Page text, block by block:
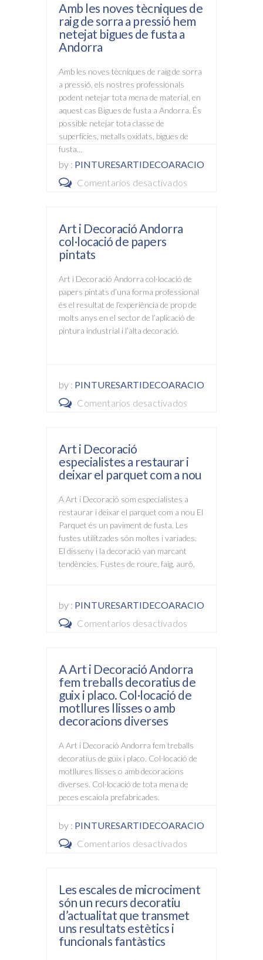
decoratius
són
una
senzilla
i
atractiva
per
decorar
la
paret
de
o
de
seva
oficina
negoci
Amb les noves tècniques de
raig de sorra a pressió hem
netejat bigues de fusta a
Andorra
Amb les noves tècniques de raig de sorra
a pressió, els nostres professionals
podent netejar tota mena de material, en
aquest cas Bigues de fusta a Andorra. És
possible netejar tota classe de
superfícies, metalls oxidats, bigues de
fusta…
by : PINTURESARTIDECOARACIO
Comentarios desactivados
en
noves
tècniques
raig
de
sorra
a
bigues
de
Andorra
Art i Decoració Andorra
col·locació de papers
pintats
Art i Decoració Andorra col·locació de
papers pintats d’una forma professional
és el resultat de l’experiència de prop de
molts anys en el sector de l’aplicació de
pintura industrial i l’alta decoració.
by : PINTURESARTIDECOARACIO
Comentarios desactivados
en
Decoració
Andorra
de
papers
pintats
Art i Decoració
especialistes a restaurar i
deixar el parquet com a nou
A Art i Decoració som especialistes a
restaurar i deixar el parquet com a nou El
Parquet és un paviment de fusta. Les
fustes utilitzades són moltes i variades.
El disseny i la decoració van marcant
tendències. Fustes de roure, faig, auró,
by : PINTURESARTIDECOARACIO
Comentarios desactivados
en
Decoració
especialistes
a
restaurar
deixar
el parquet com
a
nou
A Art i Decoració Andorra
fem treballs decoratius de
guix i placo. Col·locació de
motllures llisses o amb
decoracions diverses
A Art i Decoració Andorra fem treballs
decoratius de guix i placo. Col·locació de
motllures llisses o amb decoracions
diverses. Col·locació de tota mena de
peces escaiola prefabricades.
by : PINTURESARTIDECOARACIO
Comentarios desactivados
en
i
Decoració
Andorra
fem
Les escales de microciment
són un recurs decoratiu
d’actualitat que transmet
uns resultats estètics i
funcionals fantàstics